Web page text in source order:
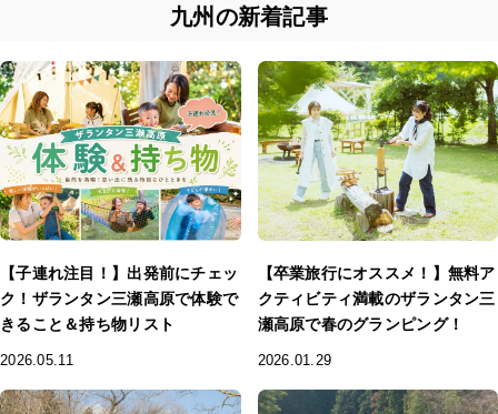
九州の新着記事
【子連れ注目！】出発前にチェッ
ク！ザランタン三瀬高原で体験で
きること＆持ち物リスト
2026.05.11
【卒業旅行にオススメ！】無料ア
クティビティ満載のザランタン三
瀬高原で春のグランピング！
2026.01.29